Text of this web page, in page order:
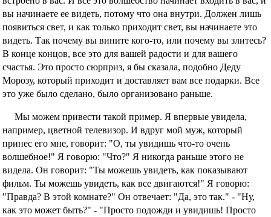
вы начинаете ее видеть, потому что она внутри. Должен лишь
появиться свет, и как только приходит свет, вы начинаете это
видеть. Так почему вы вините кого-то, или почему вы злитесь?
В конце концов, все это для вашей радости и для вашего
счастья. Это просто сюрприз, я бы сказала, подобно Деду
Морозу, который приходит и доставляет вам все подарки. Все
это уже было сделано, было организовано раньше.
Мы можем привести такой пример. Я впервые увидела,
например, цветной телевизор. И вдруг мой муж, который
принес его мне, говорит: "О, ты увидишь что-то очень
волшебное!" Я говорю: "Что?" Я никогда раньше этого не
видела. Он говорит: "Ты можешь увидеть, как показывают
фильм. Ты можешь увидеть, как все двигаются!" Я говорю:
"Правда? В этой комнате?" Он отвечает: "Да, это так." - "Ну,
как это может быть?" - "Просто подожди и увидишь! Просто